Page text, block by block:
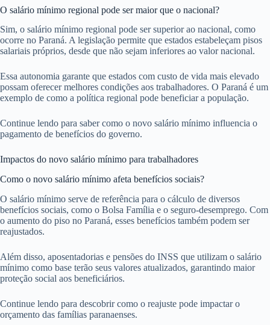
O salário mínimo regional pode ser maior que o nacional?
Sim, o salário mínimo regional pode ser superior ao nacional, como
ocorre no Paraná. A legislação permite que estados estabeleçam pisos
salariais próprios, desde que não sejam inferiores ao valor nacional.
Essa autonomia garante que estados com custo de vida mais elevado
possam oferecer melhores condições aos trabalhadores. O Paraná é um
exemplo de como a política regional pode beneficiar a população.
Continue lendo para saber como o novo salário mínimo influencia o
pagamento de benefícios do governo.
Impactos do novo salário mínimo para trabalhadores
Como o novo salário mínimo afeta benefícios sociais?
O salário mínimo serve de referência para o cálculo de diversos
benefícios sociais, como o Bolsa Família e o seguro-desemprego. Com
o aumento do piso no Paraná, esses benefícios também podem ser
reajustados.
Além disso, aposentadorias e pensões do INSS que utilizam o salário
mínimo como base terão seus valores atualizados, garantindo maior
proteção social aos beneficiários.
Continue lendo para descobrir como o reajuste pode impactar o
orçamento das famílias paranaenses.